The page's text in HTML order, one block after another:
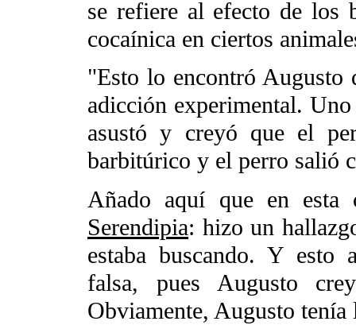
se refiere al efecto de los
cocaínica en ciertos
"Esto lo encontró Augusto
adicción experimental.
asustó y creyó que el
barbitúrico y el perro salió
Añado aquí que en esta
Serendipia: hizo un
estaba buscando. Y esto
falsa, pues Augusto
Obviamente, Augusto tenía